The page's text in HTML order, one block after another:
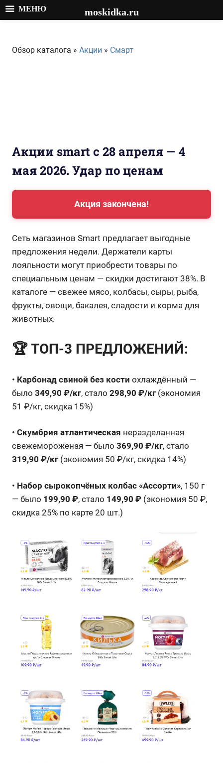
содержимому
Обзор каталога » Акции » Смарт
Акции smart с 28 апреля — 4
мая 2026. Удар по ценам
Акция закончена!
Сеть магазинов Smart предлагает выгодные
предложения недели. Держатели карты
лояльности могут приобрести товары по
специальным ценам — скидки достигают 38%. В
каталоге — свежее мясо, колбасы, сыры, рыба,
фрукты, овощи, бакалея, сладости и корма для
животных.
🏆 ТОП-3 ПРЕДЛОЖЕНИЙ:
• Карбонад свиной без кости охлаждённый —
было 349,90 ₽/кг, стало 298,90 ₽/кг (экономия
51 ₽/кг, скидка 15%)
• Скумбрия атлантическая неразделанная
свежемороженая — было 369,90 ₽/кг, стало
319,90 ₽/кг (экономия 50 ₽/кг, скидка 14%)
• Набор сырокопчёных колбас «Ассорти», 150 г
— было 199,90 ₽, стало 149,90 ₽ (экономия 50 ₽,
скидка 25% по карте 20 шт.)
МЕНЮ moskidka.ru